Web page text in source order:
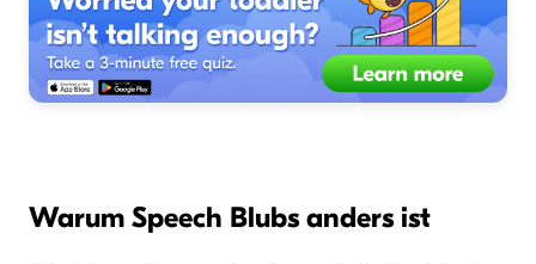
Warum Speech Blubs anders ist